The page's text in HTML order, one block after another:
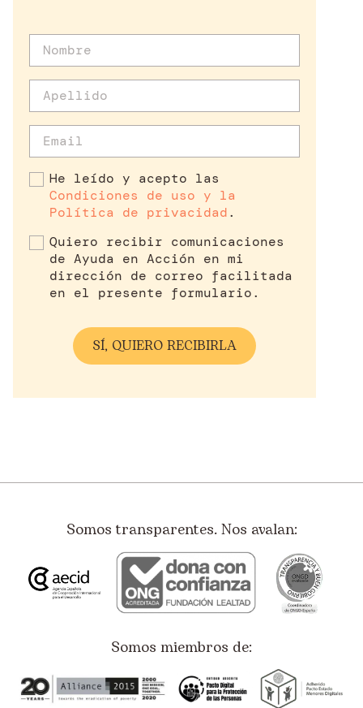
He leído y acepto las
Condiciones de uso y la
Política de privacidad.
Quiero recibir comunicaciones
de Ayuda en Acción en mi
dirección de correo facilitada
en el presente formulario.
Somos transparentes. Nos avalan:
Somos miembros de: